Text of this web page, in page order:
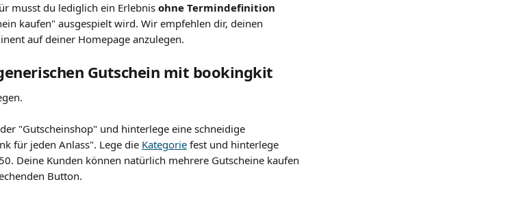
musst du lediglich ein Erlebnis ohne Termindefinition
kaufen" ausgespielt wird. Wir empfehlen dir, deinen
auf deiner Homepage anzulegen.
Gutschein mit bookingkit
"Gutscheinshop" und hinterlege eine schneidige
für jeden Anlass". Lege die Kategorie fest und hinterlege
Deine Kunden können natürlich mehrere Gutscheine kaufen
Button.